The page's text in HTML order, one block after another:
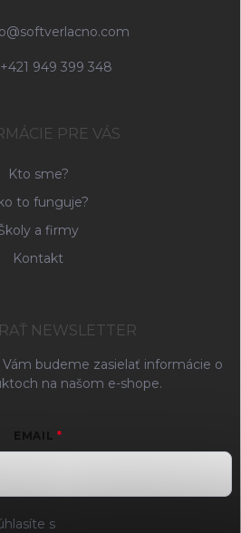
@softverlacno.com
+421 949 399 348
PRE VÁS
Kto sme?
to funguje?
a firmy
Kontakt
NEWSLETTER
budeme zasielať informácie o
na našom e-shope.
EMAIL
s